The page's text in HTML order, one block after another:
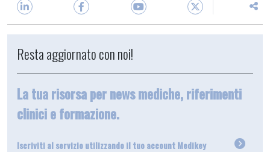
Resta aggiornato con noi!
La tua risorsa per news mediche, riferimenti
clinici e formazione.
Iscriviti al servizio utilizzando il tuo account Medikey